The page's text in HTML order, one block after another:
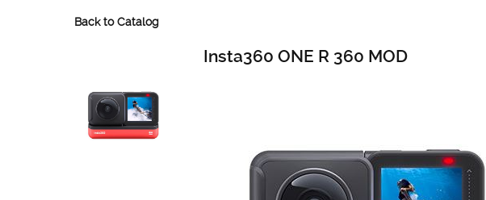
Back to Catalog
Insta360 ONE R 360 MOD